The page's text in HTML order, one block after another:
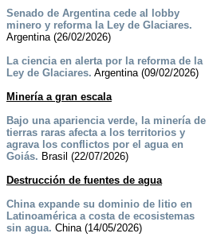
Senado de Argentina cede al lobby
minero y reforma la Ley de Glaciares.
Argentina (26/02/2026)
La ciencia en alerta por la reforma de la
Ley de Glaciares. Argentina (09/02/2026)
Minería a gran escala
Bajo una apariencia verde, la minería de
tierras raras afecta a los territorios y
agrava los conflictos por el agua en
Goiás. Brasil (22/07/2026)
Destrucción de fuentes de agua
China expande su dominio de litio en
Latinoamérica a costa de ecosistemas
sin agua. China (14/05/2026)